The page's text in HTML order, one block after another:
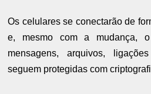
Os celulares se conectarão de
e, mesmo com a mudança,
mensagens, arquivos,
seguem protegidas com